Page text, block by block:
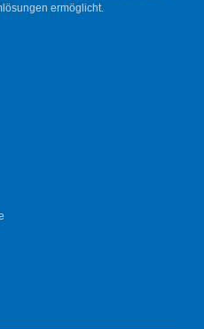
ermöglicht.